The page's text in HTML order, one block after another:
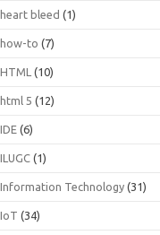
heart bleed (1)
how-to (7)
HTML (10)
html 5 (12)
IDE (6)
ILUGC (1)
Information Technology (31)
IoT (34)